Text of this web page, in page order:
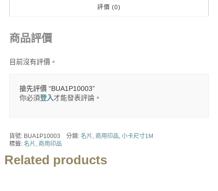
評價 (0)
商品評價
目前沒有評價。
搶先評價 “BUA1P10003”
你必須登入才能發表評論。
貨號: BUA1P10003 分類: 名片 商用印品 小卡尺寸1M
標籤: 名片 商用印品
Related products